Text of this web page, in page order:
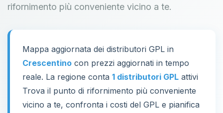
rifornimento più conveniente vicino a te.
Mappa aggiornata dei distributori GPL in
Crescentino con prezzi aggiornati in tempo
reale. La regione conta 1 distributori GPL attivi
Trova il punto di rifornimento più conveniente
vicino a te, confronta i costi del GPL e pianifica